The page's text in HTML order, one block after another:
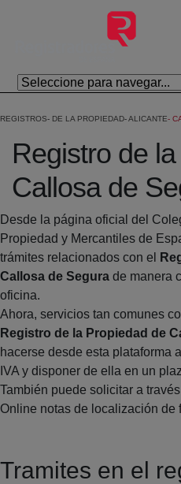
Salta al contingut principal
REGISTROS DE LA PROPIEDAD ALICANTE
Registro de
Callosa de
Desde la página oficial del
Propiedad y Mercantiles de
trámites relacionados con el
Callosa de Segura de manera
oficina.
Ahora, servicios tan comunes
Registro de la Propiedad de
hacerse desde esta plataforma
IVA y disponer de ella en un
También puede solicitar a
Online notas de localización de
Tramites en el